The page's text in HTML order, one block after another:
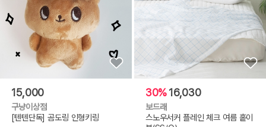
15,000
구냥이상점
[텐텐단독] 곰도링 인형키링
30%16,030
보드래
스노우서커 플레인 체크 여름 홑이